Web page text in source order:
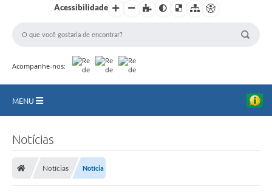
Acessibilidade
Acompanhe-nos:
MENU
Notícias
Notícias Notícia